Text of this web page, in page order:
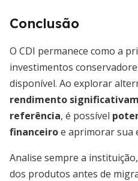
Conclusão
O CDI permanece como a
investimentos
disponível. Ao explorar
rendimento
referência, é possível
financeiroe aprimorar sua
Analise sempre a
dos produtos antes de